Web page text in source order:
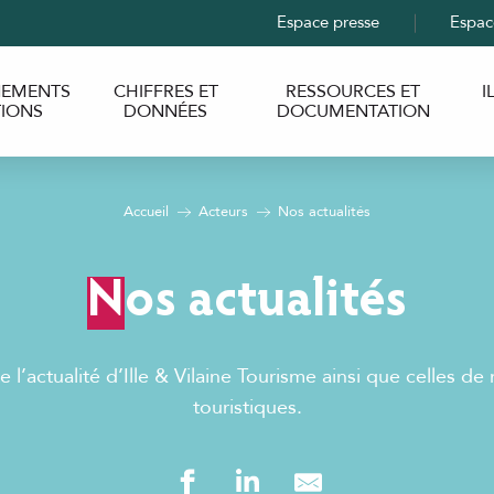
Espace presse
CHIFFRES ET
DONNÉES
RESSOURCES ET
DOCUMENTATION
Accueil Acteurs Nos actualités
Nos actualités
l’actualité d’Ille & Vilaine Tourisme ainsi que celles de
touristiques.